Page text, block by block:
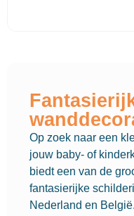
Op zoek naar een
jouw baby- of
biedt een van de
fantasierijke
Nederland en België.